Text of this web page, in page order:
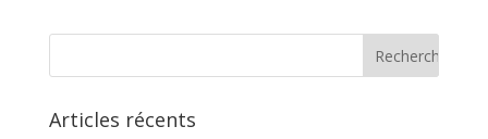
Articles récents